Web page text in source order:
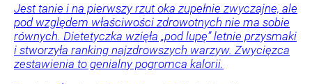
Jest tanie i na pierwszy rzut oka zupełnie zwyczajne, ale
pod względem właściwości zdrowotnych nie ma sobie
równych. Dietetyczka wzięła „pod lupę” letnie przysmaki
i stworzyła ranking najzdrowszych warzyw. Zwycięzca
zestawienia to genialny pogromca kalorii.